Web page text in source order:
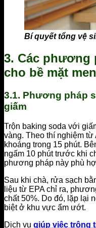
Bí quyết tổng vệ
3. Các phương
cho bề mặt
3.1. Phương pháp
giấm
Trộn baking soda với
vàng. Theo thí nghiệm
khoáng trong 15 phút.
ngấm 10 phút trước khi
phương pháp này phù
Sau khi chà, rửa sạch
liệu từ EPA chỉ ra,
chất 50%. Do đó, lặp lại
biệt ở khu vực ẩm ướt.
Dịch vụ giúp việc trông